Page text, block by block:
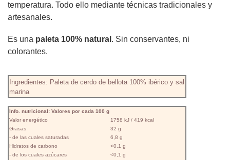
temperatura. Todo ello mediante técnicas tradicionales y
artesanales.
Es una paleta 100% natural . Sin conservantes, ni
colorantes.
Ingredientes: Paleta de cerdo de bellota 100% ibérico y sal
marina
Info. nutricional: Valores por cada 100 g
Valor energético
1758 kJ / 419 kcal
Grasas
32 g
- de las cuales saturadas
6,8 g
Hidratos de carbono
<0,1 g
- de los cuales azúcares
<0,1 g